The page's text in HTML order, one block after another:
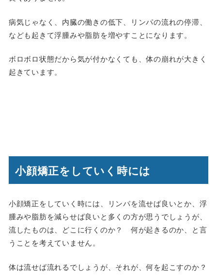
病気じゃなく、内臓の働きの低下、リンパの流れの停滞、
なども起きて浮腫みや脂肪を増やすことになります。
ボロボロ状態だから気が付かなくても、体の崩れが大きく
起きています。
小顔矯正をしていく時には
小顔矯正をしていく時には、リンパを流せば良いとか、浮
腫みや脂肪を減らせば良いと多くの方が思うでしょうが、
流したものは、どこに行くのか？ 何が起きるのか、と言
うことを考えていません。
体は流せば流れるでしょうが、それが、何を起こすのか？